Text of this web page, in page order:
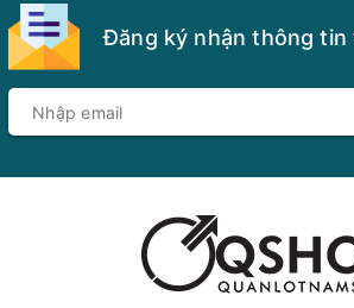
Đăng ký nhận thông